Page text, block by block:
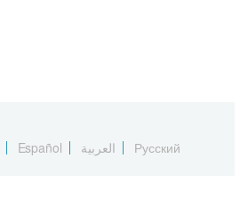
Español العربية Русский